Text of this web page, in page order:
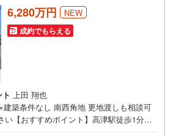
6,280万円 NEW
成約でもらえる
上田 翔也
建築条件なし 南西角地 更地渡しも相談可
い【おすすめポイント】高津駅徒歩1分と